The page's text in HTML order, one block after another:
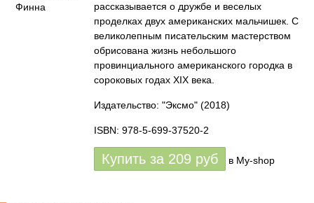
рассказывается о дружбе и веселых
проделках двух американских мальчишек. С
великолепным писательским мастерством
обрисована жизнь небольшого
провинциального американского городка в
сороковых годах XIX века.
Издательство: "Эксмо" (2018)
ISBN: 978-5-699-37520-2
Купить за 209 руб в My-shop